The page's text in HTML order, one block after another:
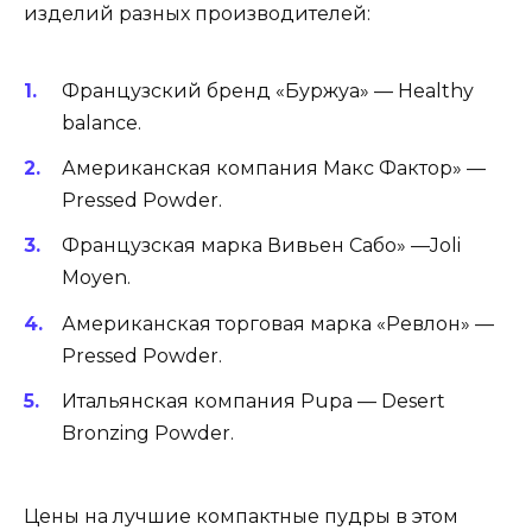
изделий разных производителей:
Французский бренд «Буржуа» — Healthy
balance.
Американская компания Макс Фактор» —
Pressed Powder.
Французская марка Вивьен Сабо» —Joli
Moyen.
Американская торговая марка «Ревлон» —
Pressed Powder.
Итальянская компания Pupa — Desert
Bronzing Powder.
Цены на лучшие компактные пудры в этом